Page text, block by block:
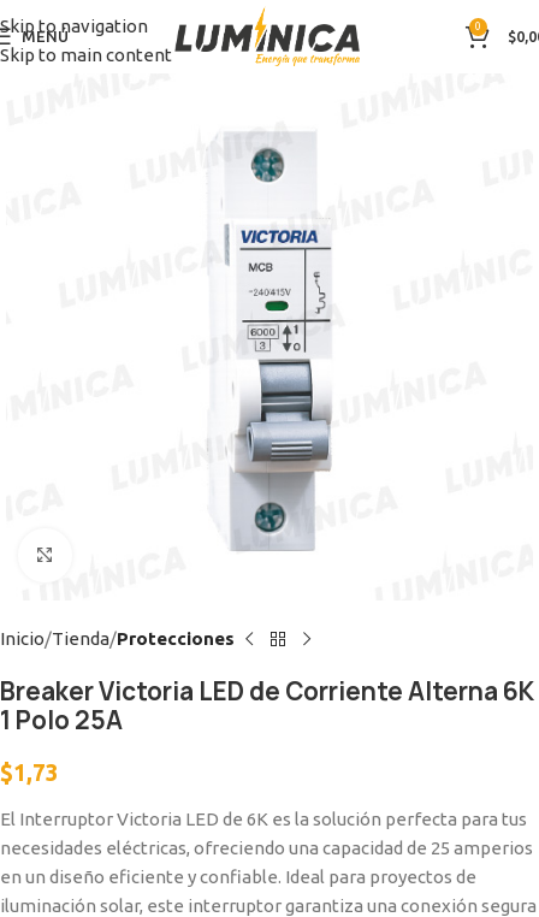
Skip to navigation
Skip to main content
MENÚ
0
$
Inicio Tienda Protecciones
Breaker Victoria LED de Corriente Alterna 6K
1 Polo 25A
$1,73
El Interruptor Victoria LED de 6K es la solución perfecta para tus
necesidades eléctricas, ofreciendo una capacidad de 25 amperios
en un diseño eficiente y confiable. Ideal para proyectos de
iluminación solar, este interruptor garantiza una conexión segura